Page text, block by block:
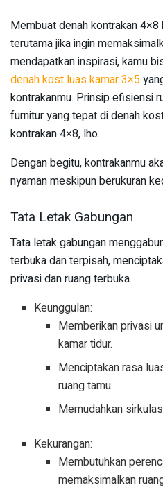
Membuat denah kontrakan 4×8
terutama jika ingin
mendapatkan inspirasi, kamu
denah kost luas kamar 3×5
kontrakanmu. Prinsip efisiensi
furnitur yang tepat di denah
kontrakan 4×8, lho.
Dengan begitu, kontrakanmu
nyaman meskipun berukuran
Tata Letak Gabungan
Tata letak gabungan
terbuka dan terpisah,
privasi dan ruang terbuka.
Keunggulan:
Memberikan privasi
kamar tidur.
Menciptakan rasa
ruang tamu.
Memudahkan
Kekurangan:
Membutuhkan
memaksimalkan